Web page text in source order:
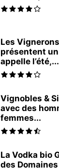
Les
présentent
appelle l’été,...
Vignobles &
avec des
femmes...
La Vodka bio
des